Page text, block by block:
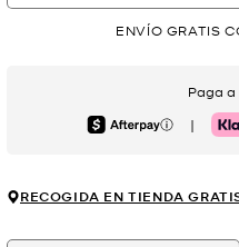
ENVÍO GRATIS
Paga
Afterpay |
RECOGIDA EN TIENDA